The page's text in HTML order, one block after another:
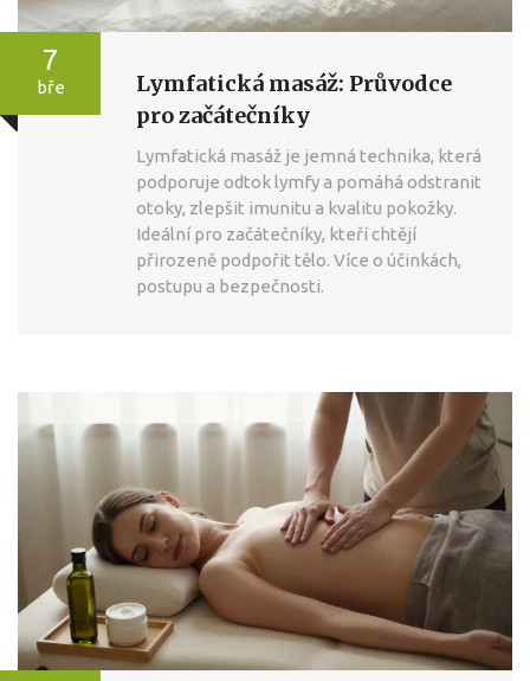
7
bře
Lymfatická masáž: Průvodce
pro začátečníky
Lymfatická masáž je jemná technika, která
podporuje odtok lymfy a pomáhá odstranit
otoky, zlepšit imunitu a kvalitu pokožky.
Ideální pro začátečníky, kteří chtějí
přirozeně podpořit tělo. Více o účinkách,
postupu a bezpečnosti.